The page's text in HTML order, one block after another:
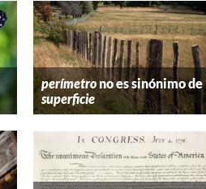
perímetrono es sinónimo de
superficie